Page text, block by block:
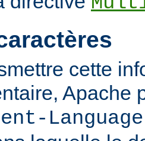
cette
Apache
Language